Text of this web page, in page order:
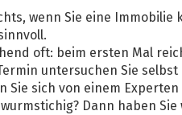
wenn Sie eine Immobilie
oft: beim ersten Mal
untersuchen Sie selbst
Sie sich von einem
Dann haben